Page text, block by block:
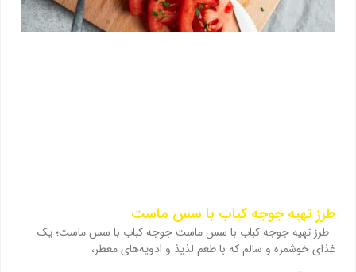
طرز تهیه جوجه کباب با سس ماست
طرز تهیه جوجه کباب با سس ماست جوجه کباب با سس ماست؛ یک
غذای خوشمزه و سالم که با طعم لذیذ و ادویه‌های معطر،